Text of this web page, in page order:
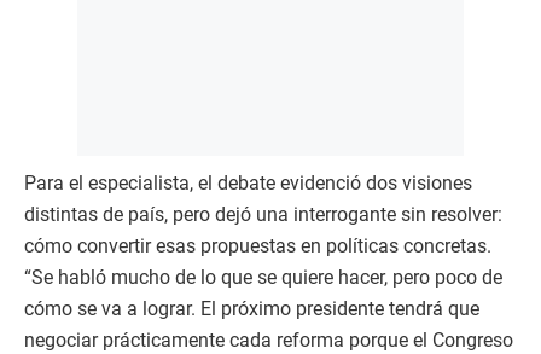
Para el especialista, el debate evidenció dos visiones
distintas de país, pero dejó una interrogante sin resolver:
cómo convertir esas propuestas en políticas concretas.
“Se habló mucho de lo que se quiere hacer, pero poco de
cómo se va a lograr. El próximo presidente tendrá que
negociar prácticamente cada reforma porque el Congreso